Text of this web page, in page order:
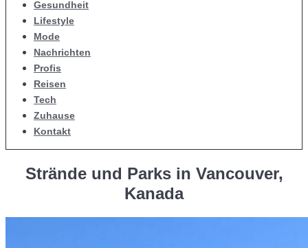
Gesundheit
Lifestyle
Mode
Nachrichten
Profis
Reisen
Tech
Zuhause
Kontakt
Strände und Parks in Vancouver,
Kanada